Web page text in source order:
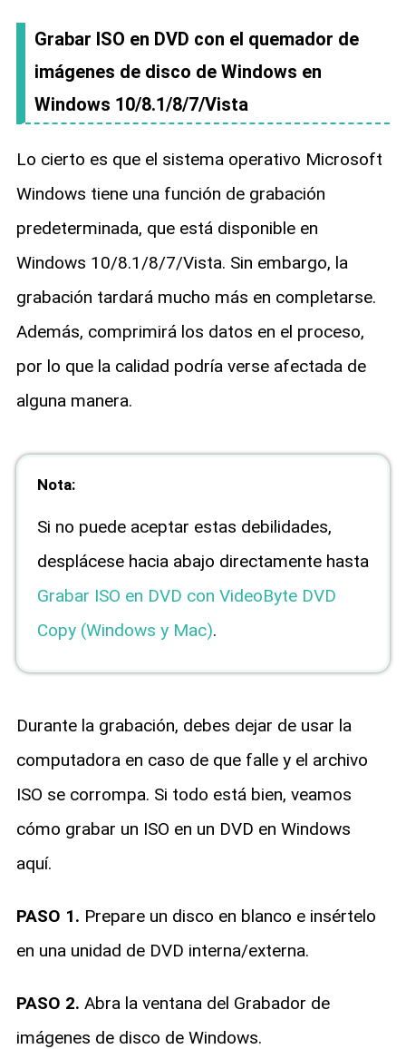
Grabar ISO en DVD con el quemador de
imágenes de disco de Windows en
Windows 10/8.1/8/7/Vista
Lo cierto es que el sistema operativo Microsoft
Windows tiene una función de grabación
predeterminada, que está disponible en
Windows 10/8.1/8/7/Vista. Sin embargo, la
grabación tardará mucho más en completarse.
Además, comprimirá los datos en el proceso,
por lo que la calidad podría verse afectada de
alguna manera.
Nota:
Si no puede aceptar estas debilidades,
desplácese hacia abajo directamente hasta
Grabar ISO en DVD con VideoByte DVD
Copy (Windows y Mac).
Durante la grabación, debes dejar de usar la
computadora en caso de que falle y el archivo
ISO se corrompa. Si todo está bien, veamos
cómo grabar un ISO en un DVD en Windows
aquí.
PASO 1. Prepare un disco en blanco e insértelo
en una unidad de DVD interna/externa.
PASO 2. Abra la ventana del Grabador de
imágenes de disco de Windows.